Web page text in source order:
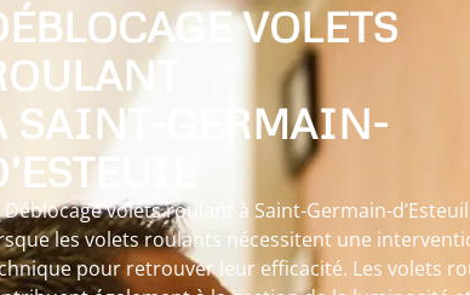
VOLETS
SAINT-GERMAIN-
Déblocage volets roulant à Saint-Germain-
les volets roulants nécessitent une
pour retrouver leur efficacité. Les volets